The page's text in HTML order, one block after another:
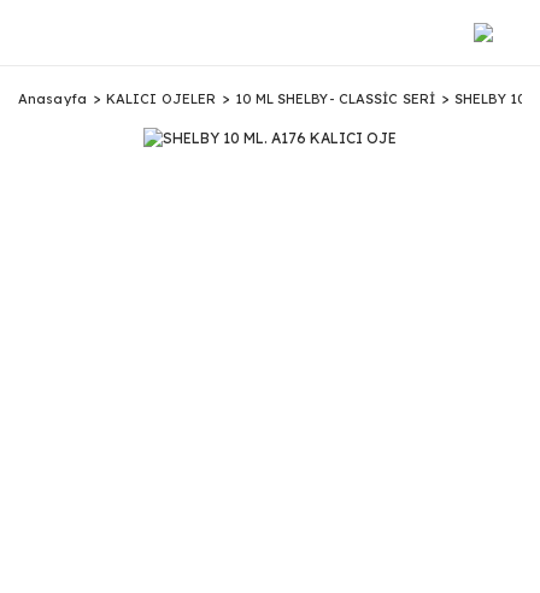
Anasayfa KALICI OJELER 10 ML SHELBY- CLASSİC SERİ SHELBY 10